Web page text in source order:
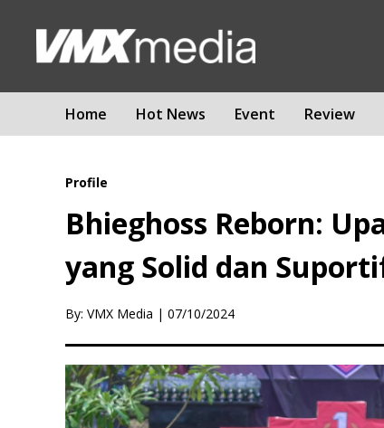
Home Hot News Event Review
Profile
Bhieghoss Reborn:
yang Solid dan
By: VMX Media | 07/10/2024